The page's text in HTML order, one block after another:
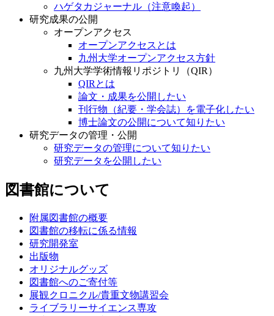
ハゲタカジャーナル（注意喚起）
研究成果の公開
オープンアクセス
オープンアクセスとは
九州大学オープンアクセス方針
九州大学学術情報リポジトリ（QIR）
QIRとは
論文・成果を公開したい
刊行物（紀要・学会誌）を電子化したい
博士論文の公開について知りたい
研究データの管理・公開
研究データの管理について知りたい
研究データを公開したい
図書館について
附属図書館の概要
図書館の移転に係る情報
研究開発室
出版物
オリジナルグッズ
図書館へのご寄付等
展観クロニクル/貴重文物講習会
ライブラリーサイエンス専攻